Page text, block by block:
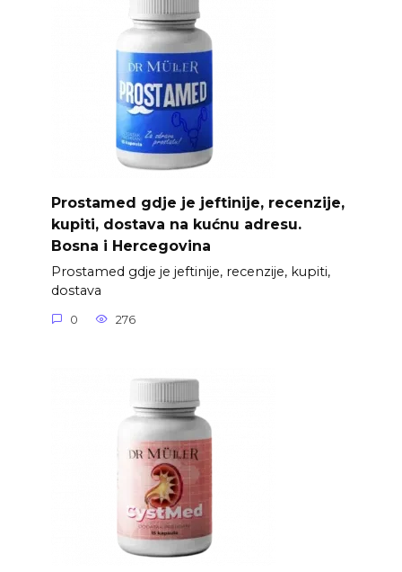
Prostamed gdje je jeftinije, recenzije,
kupiti, dostava na kućnu adresu.
Bosna i Hercegovina
Prostamed gdje je jeftinije, recenzije, kupiti,
dostava
0 276